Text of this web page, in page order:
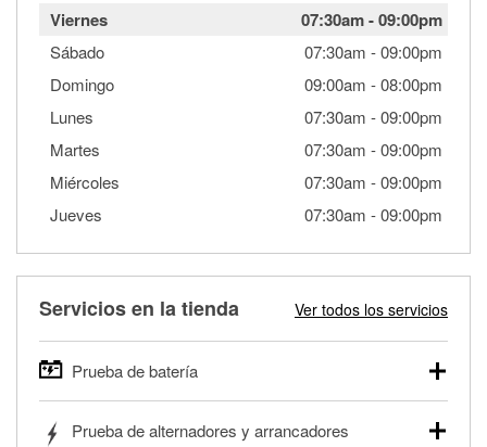
Viernes 07:30am-09:00pm
Sábado 07:30am -09:00pm
Domingo
09:00am -08:00pm
Lunes
07:30am -09:00pm
Martes
07:30am -09:00pm
Miércoles
07:30am -09:00pm
Jueves
07:30am -09:00pm
Servicios en la tienda Ver todos los servicios
Prueba de batería
autos, camionetas, SUVs, vehículos comerciales y
Prueba de alternadores y arrancadores